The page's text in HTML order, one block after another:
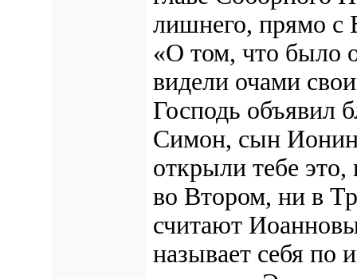
лишнего, прямо с
«О том, что было
видели очами
Господь объявил
Симон, сын
открыли тебе
во Втором, ни в
считают
называет себя по